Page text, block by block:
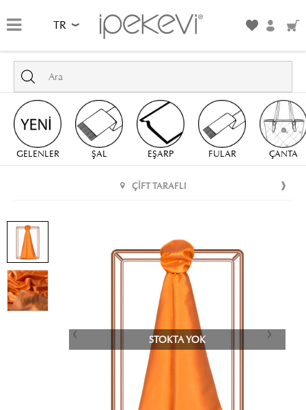
TR
GELENLER ŞAL EŞARP FULAR ÇANTA
ÇIFT TARAFLI
STOKTA YOK